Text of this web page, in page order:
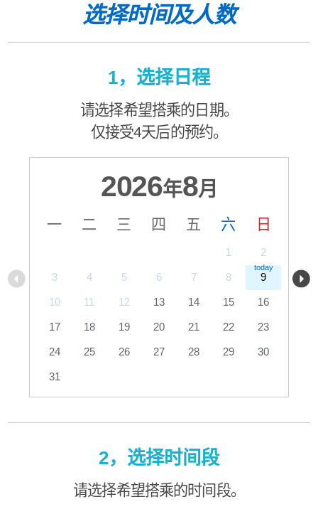
选择时间及人数
1，选择日程
请选择希望搭乘的日期。
仅接受4天后的预约。
2026年8月
一 二 三 四 五 六 日
1 2
3 4 5 6 7 8 9
10 11 12 13 14 15 16
17 18 19 20 21 22 23
24 25 26 27 28 29 30
31
2，选择时间段
请选择希望搭乘的时间段。